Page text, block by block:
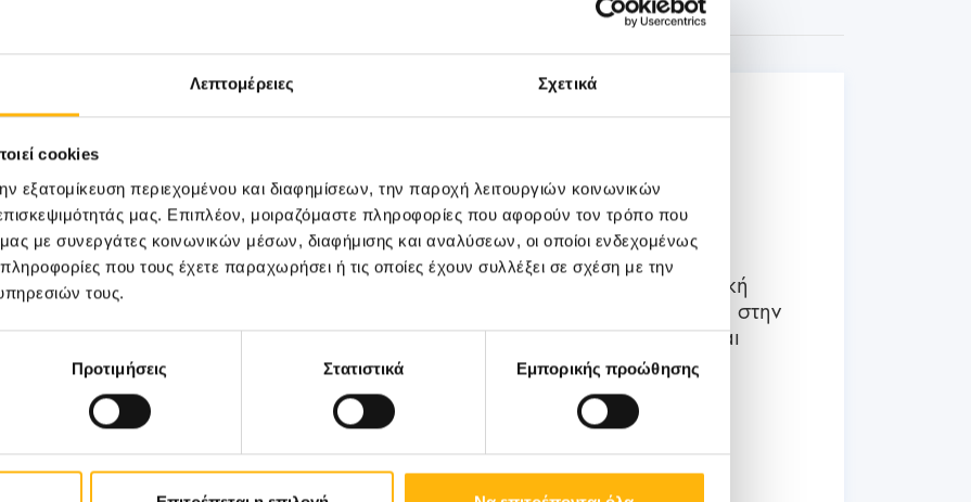
Λεπτομέρειες Σχετικά
cookies
εξατομίκευση περιεχομένου και διαφημίσεων, την παροχή λειτουργιών κοινωνικών
μας. Επιπλέον, μοιραζόμαστε πληροφορίες που αφορούν τον τρόπο που
μας με συνεργάτες κοινωνικών μέσων, διαφήμισης και αναλύσεων, οι οποίοι ενδεχομένως
που τους έχετε παραχωρήσει ή τις οποίες έχουν συλλέξει σε σχέση με την
τους.
Προτιμήσεις Στατιστικά Εμπορικής προώθησης
31
Οκτωβρίου
ΓΕΝΙΚΗ ΚΛΙΝΙΚΗ
ΙΑΣΩ: Ημερίδα «Ενδιαφέροντα
θέματα Λοιμώξεων»
Μάθετε Περισσότερα
03
03 - 04 ΙΟΥΛ
ΜΑΙΕΥΤΙΚΗ - ΓΥΝΑΙΚΟΛΟΓΙΚΗ
ΙΑΣΩ: Διημερίδα «Εμβρυϊκή
Νευρολογία: Ο ρόλος της στην
προγεννητική διάγνωση και
συμβουλευτική»
Μάθετε Περισσότερα